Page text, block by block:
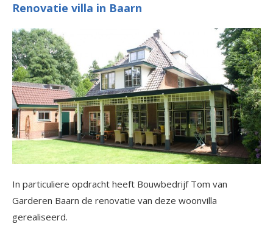
Renovatie villa in Baarn
In particuliere opdracht heeft Bouwbedrijf Tom van
Garderen Baarn de renovatie van deze woonvilla
gerealiseerd.